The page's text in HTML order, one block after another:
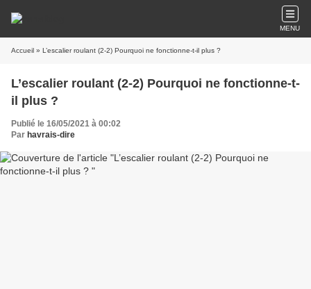
MENU
Accueil » L’escalier roulant (2-2) Pourquoi ne fonctionne-t-il plus ?
L’escalier roulant (2-2) Pourquoi ne fonctionne-t-
il plus ?
Publié le 16/05/2021 à 00:02
Par havrais-dire